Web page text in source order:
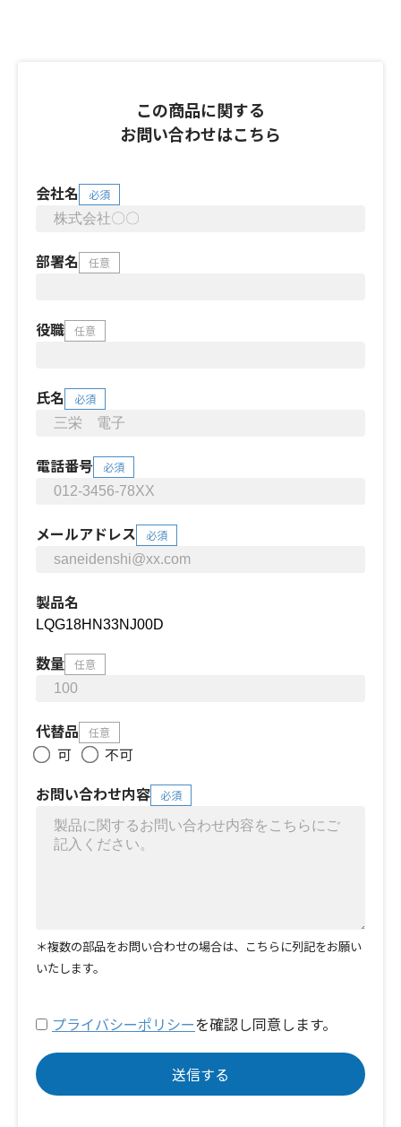
この商品に関する
お問い合わせはこちら
会社名 必須
部署名 任意
役職 任意
氏名 必須
電話番号 必須
メールアドレス 必須
製品名
数量 任意
代替品 任意
可
不可
お問い合わせ内容
必須
＊複数の部品をお問い合わせの場合は、こちらに列記をお願い
いたします。
プライバシーポリシーを確認し同意します。